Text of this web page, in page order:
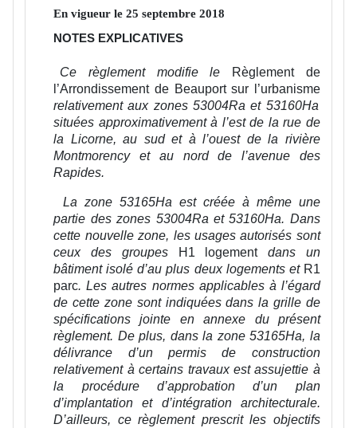
En vigueur le25septembre2018
NOTES EXPLICATIVES
Ce règlement modifie le
Règlement de
l’Arrondissement de Beauport sur l’urbanisme
relativement aux zones 53004Ra et 53160Ha
situées approximativement à l’est de la rue de
la Licorne, au sud et à l’ouest de la rivière
Montmorency et au nord de l’avenue des
Rapides.
La zone 53165Ha est créée à même une
partie des zones 53004Ra et 53160Ha. Dans
cette nouvelle zone, les usages autorisés sont
ceux des groupes
H1 logementdans un
bâtiment isolé d’au plus deux logements et R1
parc. Les autres normes applicables à l’égard
de cette zone sont indiquées dans la grille de
spécifications jointe en annexe du présent
règlement. De plus, dans la zone 53165Ha, la
délivrance d’un permis de construction
relativement à certains travaux est assujettie à
la procédure d’approbation d’un plan
d’implantation et d’intégration architecturale.
D’ailleurs, ce règlement prescrit les objectifs